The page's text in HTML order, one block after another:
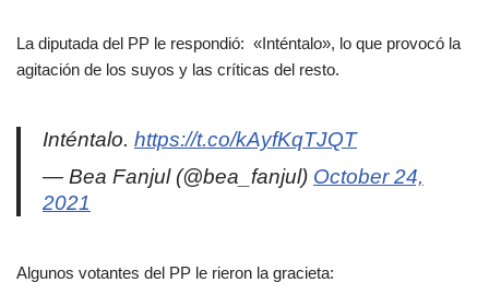
La diputada del PP le respondió: «Inténtalo», lo que provocó la
agitación de los suyos y las críticas del resto.
Inténtalo. https://t.co/kAyfKqTJQT
— Bea Fanjul (@bea_fanjul) October 24,
2021
Algunos votantes del PP le rieron la gracieta: